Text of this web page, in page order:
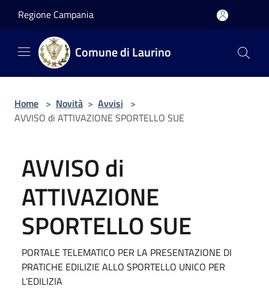
Regione Campania
Comune di Laurino
Home > Novità > Avvisi >
AVVISO di ATTIVAZIONE SPORTELLO SUE
AVVISO di
ATTIVAZIONE
SPORTELLO SUE
PORTALE TELEMATICO PER LA PRESENTAZIONE DI
PRATICHE EDILIZIE ALLO SPORTELLO UNICO PER
L’EDILIZIA